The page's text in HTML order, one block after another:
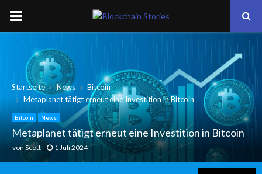
PRIMARY
MENU
Startseite News
Bitcoin
Metaplanet tätigt erneut eine Investition in Bitcoin
Bitcoin News
Metaplanet tätigt erneut eine Investition in Bitcoin
von Scott 1 Juli 2024